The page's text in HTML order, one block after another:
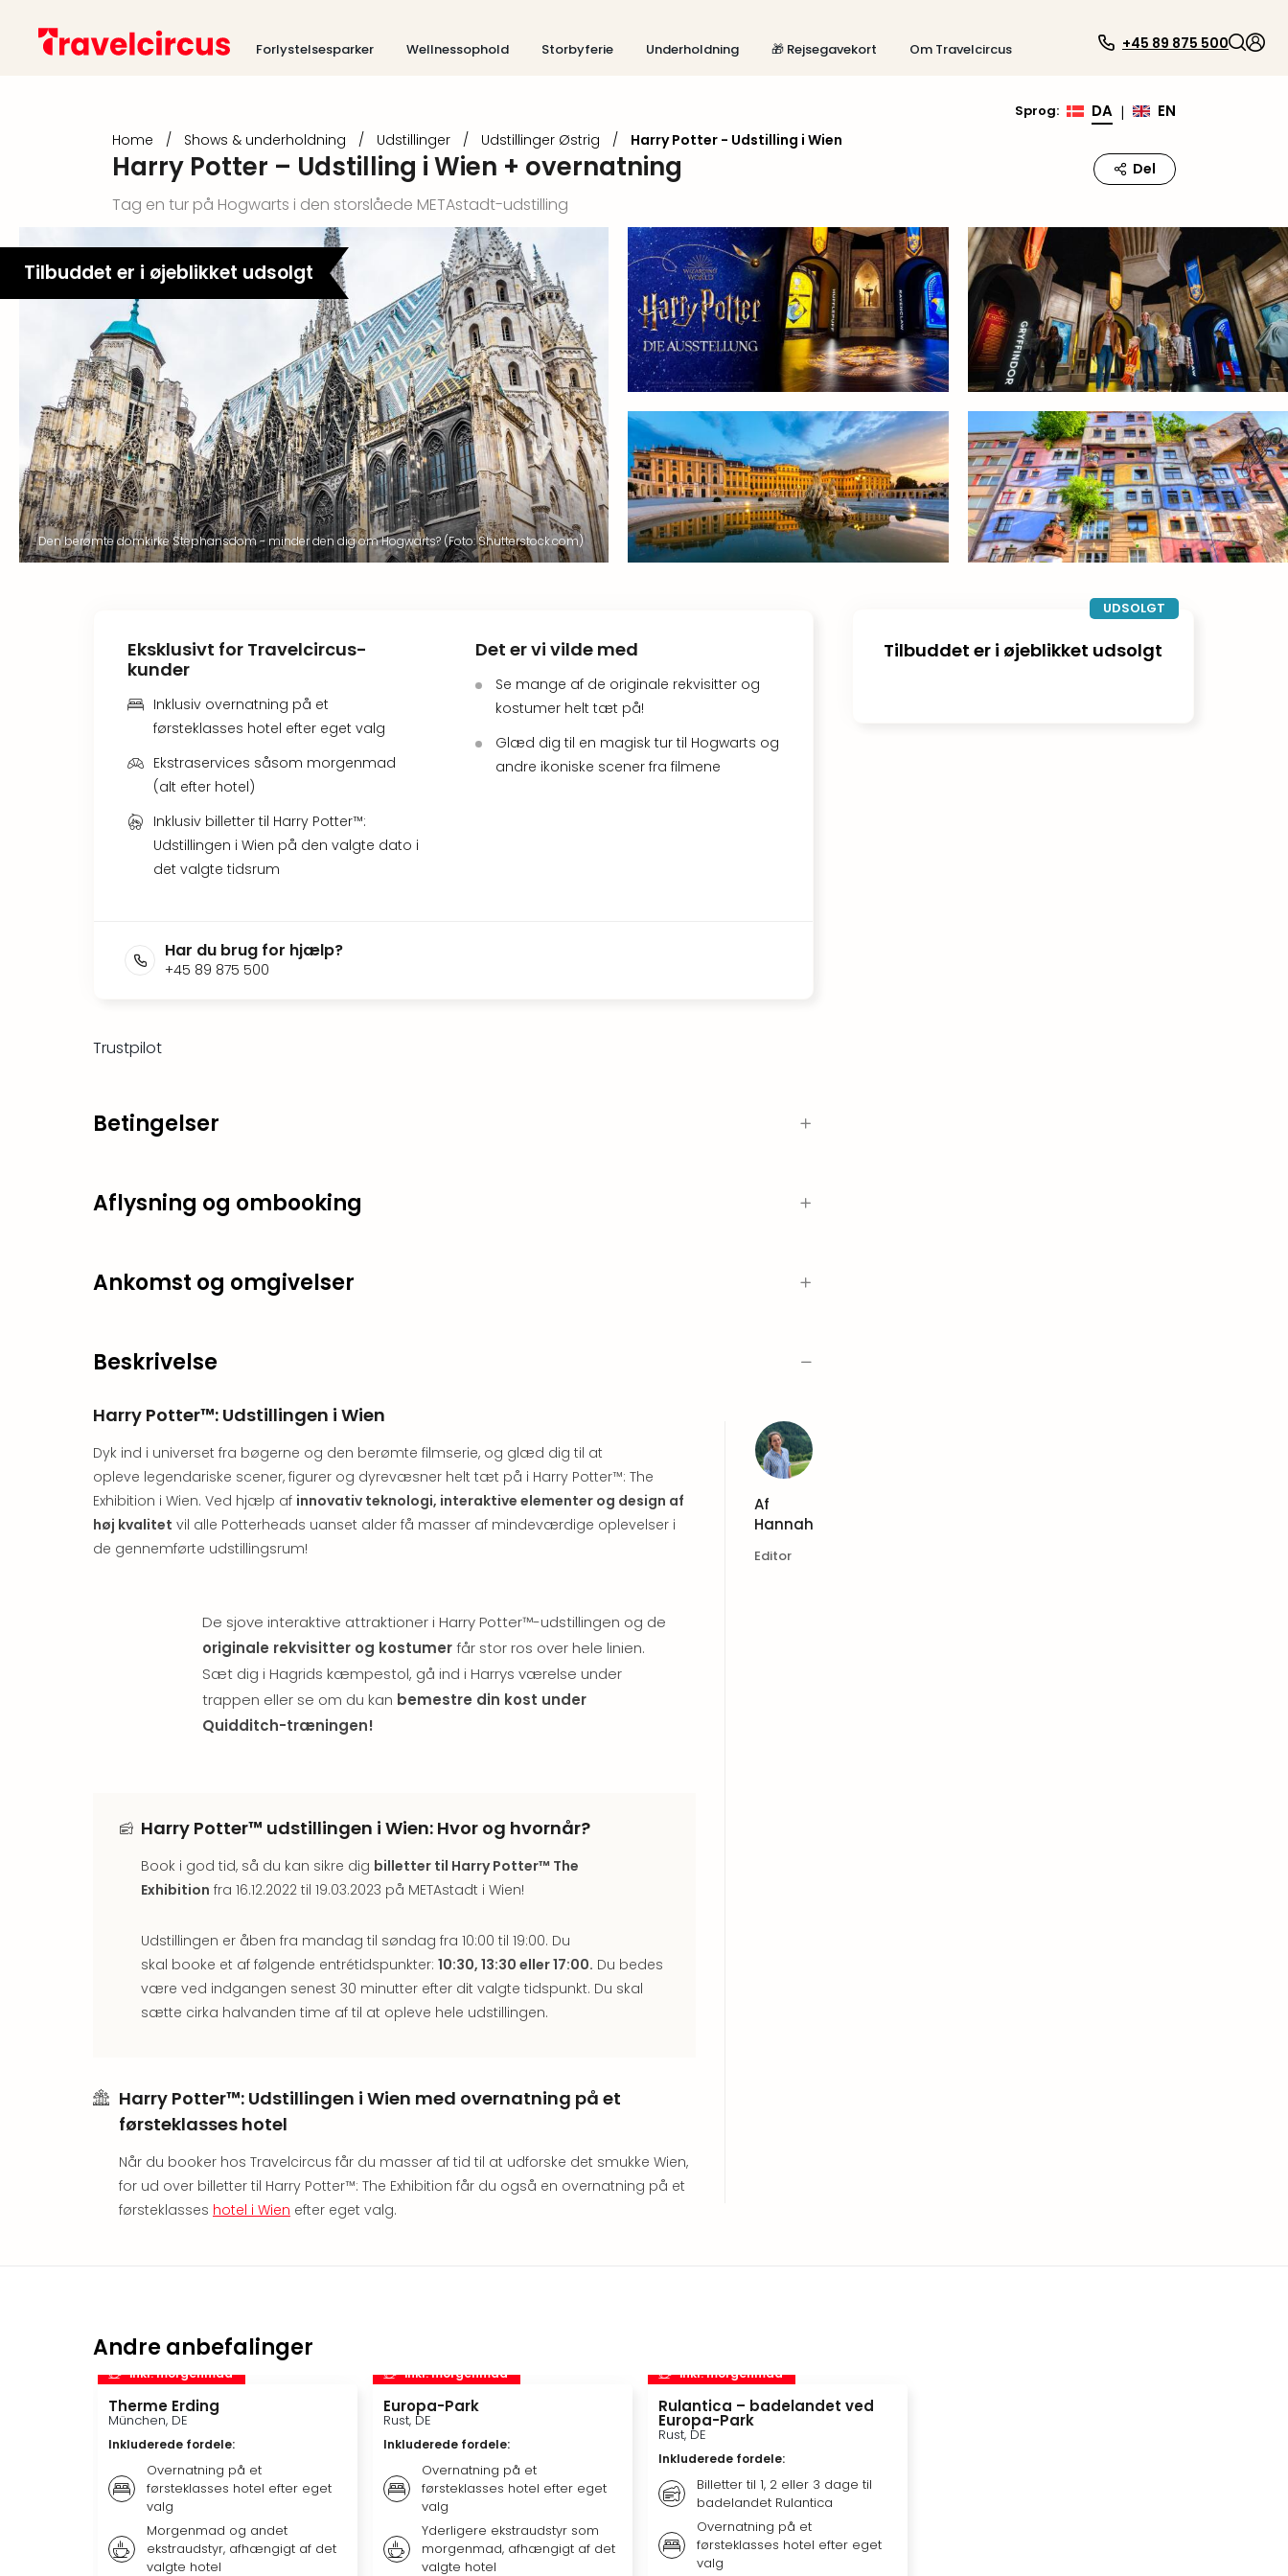
Forlystelsesparker Wellnessophold Storbyferie Underholdning 🎁 Rejsegavekort Om Travelcircus +45 89 875 500
Home / Shows & underholdning / Udstillinger / Udstillinger Østrig / Harry Potter - Udstilling i Wien
Sprog: DA | EN
Harry Potter – Udstilling i Wien + overnatning Del
Tag en tur på Hogwarts i den storslåede METAstadt-udstilling
Tilbuddet er i øjeblikket udsolgt
Den berømte domkirke Stephansdom - minder den dig om Hogwarts? (Foto: Shutterstock.com)
UDSOLGT
Tilbuddet er i øjeblikket udsolgt
Eksklusivt for Travelcircus-
kunder
Inklusiv overnatning på et
førsteklasses hotel efter eget valg
Ekstraservices såsom morgenmad
(alt efter hotel)
Inklusiv billetter til Harry Potter™:
Udstillingen i Wien på den valgte dato i
det valgte tidsrum
Det er vi vilde med
Se mange af de originale rekvisitter og
kostumer helt tæt på!
Glæd dig til en magisk tur til Hogwarts og
andre ikoniske scener fra filmene
Har du brug for hjælp?
+45 89 875 500
Trustpilot
Betingelser
Aflysning og ombooking
Ankomst og omgivelser
Beskrivelse
Harry Potter™: Udstillingen i Wien
Dyk ind i universet fra bøgerne og den berømte filmserie, og glæd dig til at
opleve legendariske scener, figurer og dyrevæsner helt tæt på i Harry Potter™: The
Exhibition i Wien. Ved hjælp af innovativ teknologi, interaktive elementer og design af
høj kvalitet vil alle Potterheads uanset alder få masser af mindeværdige oplevelser i
de gennemførte udstillingsrum!
De sjove interaktive attraktioner i Harry Potter™-udstillingen og de
originale rekvisitter og kostumerfår stor ros over hele linien.
Sæt dig i Hagrids kæmpestol, gå ind i Harrys værelse under
trappen eller se om du kan bemestre din kost under
Quidditch-træningen!
Harry Potter™ udstillingen i Wien: Hvor og hvornår?
Book i god tid, så du kan sikre dig billetter til Harry Potter™ The
Exhibition fra 16.12.2022 til 19.03.2023 på METAstadt i Wien!
Udstillingen er åben fra mandag til søndag fra 10:00 til 19:00. Du
skal booke et af følgende entrétidspunkter: 10:30, 13:30 eller 17:00. Du bedes
være ved indgangen senest 30 minutter efter dit valgte tidspunkt. Du skal
sætte cirka halvanden time af til at opleve hele udstillingen.
Harry Potter™: Udstillingen i Wien med overnatning på et
førsteklasses hotel
Når du booker hos Travelcircus får du masser af tid til at udforske det smukke Wien,
for ud over billetter til Harry Potter™: The Exhibition får du også en overnatning på et
førsteklasses hotel i Wien efter eget valg.
Af
Hannah
Editor
Andre anbefalinger
inkl. morgenmad
Therme Erding
München, DE
Inkluderede fordele:
Overnatning på et
førsteklasses hotel efter eget
valg
Morgenmad og andet
ekstraudstyr, afhængigt af det
valgte hotel
inkl. morgenmad
Europa-Park
Rust, DE
Inkluderede fordele:
Overnatning på et
førsteklasses hotel efter eget
valg
Yderligere ekstraudstyr som
morgenmad, afhængigt af det
valgte hotel
inkl. morgenmad
Rulantica – badelandet ved
Europa-Park
Rust, DE
Inkluderede fordele:
Billetter til 1, 2 eller 3 dage til
badelandet Rulantica
Overnatning på et
førsteklasses hotel efter eget
valg